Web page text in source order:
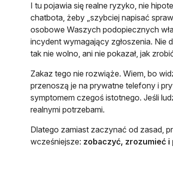
I tu pojawia się realne ryzyko, nie
chatbota, żeby „szybciej napisać
osobowe Waszych podopiecznych
incydent wymagający zgłoszenia. Nie
tak nie wolno, ani nie pokazał, jak
Zakaz tego nie rozwiąże. Wiem, bo
przenoszą je na prywatne telefony i
symptomem czegoś istotnego. Jeśli
realnymi potrzebami.
Dlatego zamiast zaczynać od zasad,
wcześniejsze: zobaczyć, zrozumieć i